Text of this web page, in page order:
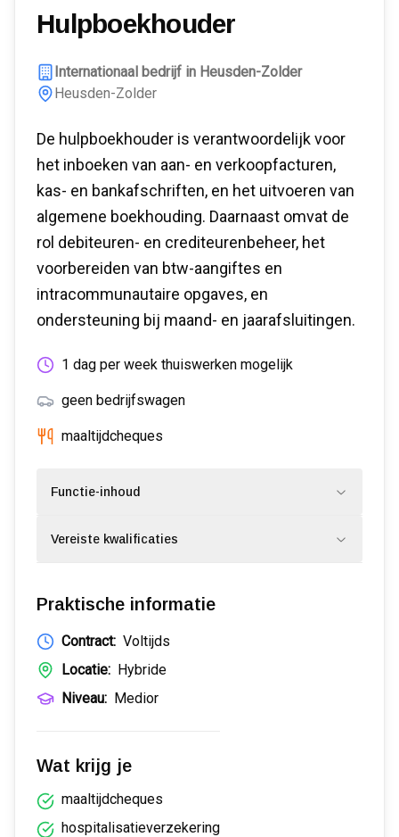
Hulpboekhouder
Internationaal bedrijf in Heusden-Zolder
Heusden-Zolder
De hulpboekhouder is verantwoordelijk voor
het inboeken van aan- en verkoopfacturen,
kas- en bankafschriften, en het uitvoeren van
algemene boekhouding. Daarnaast omvat de
rol debiteuren- en crediteurenbeheer, het
voorbereiden van btw-aangiftes en
intracommunautaire opgaves, en
ondersteuning bij maand- en jaarafsluitingen.
1 dag per week thuiswerken mogelijk
geen bedrijfswagen
maaltijdcheques
Functie-inhoud
Vereiste kwalificaties
Praktische informatie
Contract: Voltijds
Locatie: Hybride
Niveau: Medior
Wat krijg je
maaltijdcheques
hospitalisatieverzekering